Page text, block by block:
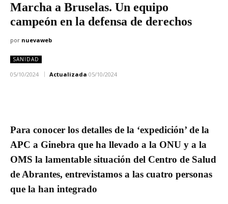
Marcha a Bruselas. Un equipo
campeón en la defensa de derechos
por nuevaweb
SANIDAD
05/10/2024 Actualizada 05/10/2024
Para conocer los detalles de la ‘expedición’ de la
APC a Ginebra que ha llevado a la ONU y a la
OMS la lamentable situación del Centro de Salud
de Abrantes, entrevistamos a las cuatro personas
que la han integrado